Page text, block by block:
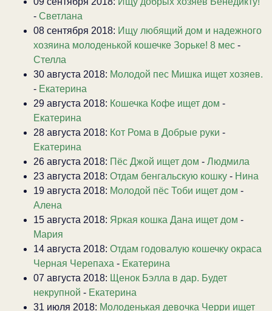
- Светлана
08 сентября 2018: Ищу любящий дом и надежного
хозяина молоденькой кошечке Зорьке! 8 мес -
Стелла
30 августа 2018: Молодой пес Мишка ищет хозяев.
- Екатерина
29 августа 2018: Кошечка Кофе ищет дом -
Екатерина
28 августа 2018: Кот Рома в Добрые руки -
Екатерина
26 августа 2018: Пёс Джой ищет дом - Людмила
23 августа 2018: Отдам бенгальскую кошку - Нина
19 августа 2018: Молодой пёс Тоби ищет дом -
Алена
15 августа 2018: Яркая кошка Дана ищет дом -
Мария
14 августа 2018: Отдам годовалую кошечку окраса
Черная Черепаха - Екатерина
07 августа 2018: Щенок Бэлла в дар. Будет
некрупной - Екатерина
31 июля 2018: Молоденькая девочка Черри ищет